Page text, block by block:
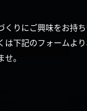
くりにご興味をお持
は下記のフォームよ
。